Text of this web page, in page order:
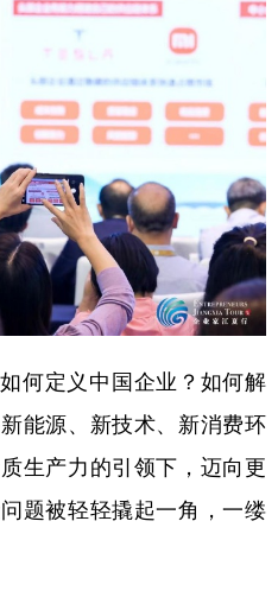
亚太网
河北 山西
上海 江苏
福建 江西
青海 宁夏
何定义中国企业？如何解
能源、新技术、新消费环
生产力的引领下，迈向更
题被轻轻撬起一角，一缕